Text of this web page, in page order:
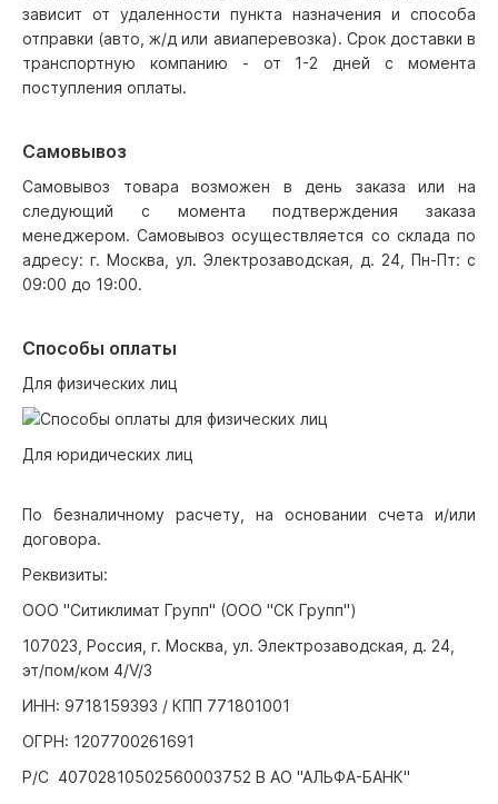
зависит от удаленности пункта назначения и способа
отправки (авто, ж/д или авиаперевозка). Срок доставки в
транспортную компанию - от 1-2 дней с момента
поступления оплаты.
Самовывоз
Самовывоз товара возможен в день заказа или на
следующий с момента подтверждения заказа
менеджером. Самовывоз осуществляется со склада по
адресу: г. Москва, ул. Электрозаводская, д. 24, Пн-Пт: с
09:00 до 19:00.
Способы оплаты
Для физических лиц
Для юридических лиц
По безналичному расчету, на основании счета и/или
договора.
Реквизиты:
ООО "Ситиклимат Групп" (ООО "СК Групп")
107023, Россия, г. Москва, ул. Электрозаводская, д. 24,
эт/пом/ком 4/V/3
ИНН: 9718159393 / КПП 771801001
ОГРН: 1207700261691
Р/С 40702810502560003752 В АО "АЛЬФА-БАНК"